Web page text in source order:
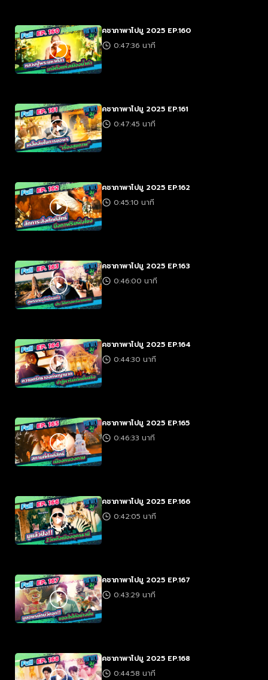
คชาภาพาไปมู 2025 EP.160
0:47:36 นาที
คชาภาพาไปมู 2025 EP.161
0:47:45 นาที
คชาภาพาไปมู 2025 EP.162
0:45:10 นาที
คชาภาพาไปมู 2025 EP.163
0:46:00 นาที
คชาภาพาไปมู 2025 EP.164
0:44:30 นาที
คชาภาพาไปมู 2025 EP.165
0:46:33 นาที
คชาภาพาไปมู 2025 EP.166
0:42:05 นาที
คชาภาพาไปมู 2025 EP.167
0:43:29 นาที
คชาภาพาไปมู 2025 EP.168
0:44:58 นาที